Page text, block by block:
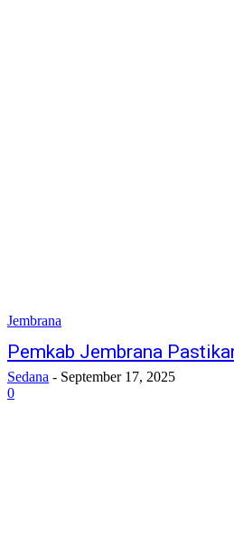
Jembrana
Pemkab Jembrana
Sedana - September 17, 2025
0